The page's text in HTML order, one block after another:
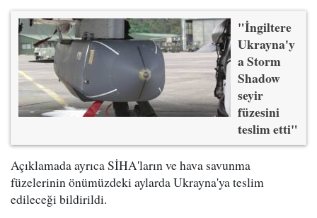
"İngiltere
Ukrayna'y
a Storm
Shadow
seyir
füzesini
teslim etti"
Açıklamada ayrıca SİHA'ların ve hava savunma
füzelerinin önümüzdeki aylarda Ukrayna'ya teslim
edileceği bildirildi.